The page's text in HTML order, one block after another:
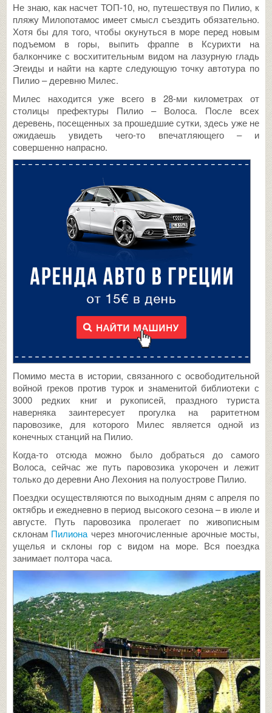
Не знаю, как насчет ТОП-10, но, путешествуя по Пилио, к
пляжу Милопотамос имеет смысл съездить обязательно.
Хотя бы для того, чтобы окунуться в море перед новым
подъемом в горы, выпить фраппе в Ксурихти на
балкончике с восхитительным видом на лазурную гладь
Эгеиды и найти на карте следующую точку автотура по
Пилио – деревню Милес.
Милес находится уже всего в 28-ми километрах от
столицы префектуры Пилио – Волоса. После всех
деревень, посещенных за прошедшие сутки, здесь уже не
ожидаешь увидеть чего-то впечатляющего – и
совершенно напрасно.
Помимо места в истории, связанного с освободительной
войной греков против турок и знаменитой библиотеки с
3000 редких книг и рукописей, праздного туриста
наверняка заинтересует прогулка на раритетном
паровозике, для которого Милес является одной из
конечных станций на Пилио.
Когда-то отсюда можно было добраться до самого
Волоса, сейчас же путь паровозика укорочен и лежит
только до деревни Ано Лехония на полуострове Пилио.
Поездки осуществляются по выходным дням с апреля по
октябрь и ежедневно в период высокого сезона – в июле и
августе. Путь паровозика пролегает по живописным
склонам Пилионачерез многочисленные арочные мосты,
ущелья и склоны гор с видом на море. Вся поездка
занимает полтора часа.